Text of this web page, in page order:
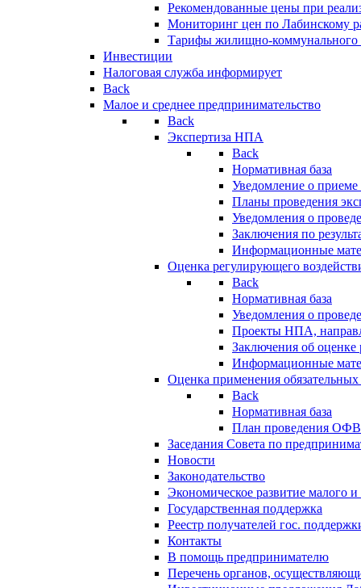
Рекомендованные цены при
Мониторинг цен по Лабинскому
Тарифы жилищно-коммунального
Инвестиции
Налоговая служба информирует
Back
Малое и среднее предпринимательство
Back
Экспертиза НПА
Back
Нормативная база
Уведомление о
Планы проведения
Уведомления о
Заключения по
Информационные
Оценка регулирующего
Back
Нормативная база
Уведомления о
Проекты НПА,
Заключения об
Информационные
Оценка применения
Back
Нормативная база
План проведения
Заседания Совета по
Новости
Законодательство
Экономическое развитие малого и
Государственная поддержка
Реестр получателей гос.
Контакты
В помощь предпринимателю
Перечень органов,